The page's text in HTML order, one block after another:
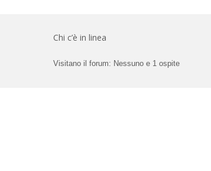
Chi c’è in linea
Visitano il forum: Nessuno e 1 ospite